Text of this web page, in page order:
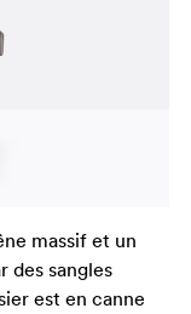
massif et un
des sangles
est en canne